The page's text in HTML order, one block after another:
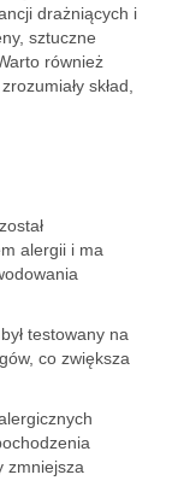
drażniących i
sztuczne
również
skład,
alergii i ma
testowany na
co zwiększa
zmniejsza